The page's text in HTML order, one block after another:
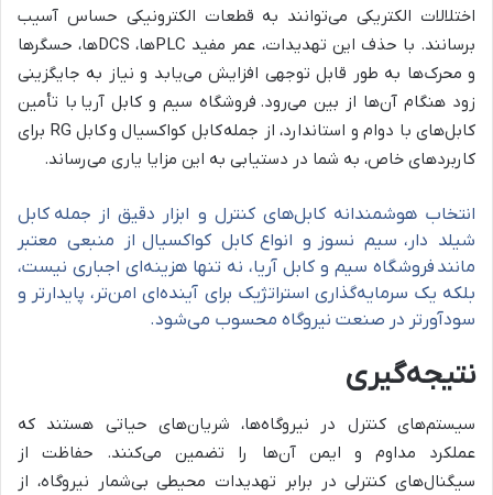
اختلالات الکتریکی می‌توانند به قطعات الکترونیکی حساس آسیب
برسانند. با حذف این تهدیدات، عمر مفید PLC‌ها، DCS‌ها، حسگرها
و محرک‌ها به طور قابل توجهی افزایش می‌یابد و نیاز به جایگزینی
زود هنگام آن‌ها از بین می‌رود. فروشگاه سیم و کابل آریا با تأمین
کابل‌های با دوام و استاندارد، از جمله کابل کواکسیال و کابل RG برای
کاربردهای خاص، به شما در دستیابی به این مزایا یاری می‌رساند.
انتخاب هوشمندانه کابل‌های کنترل و ابزار دقیق از جمله کابل
شیلد دار، سیم نسوز و انواع کابل کواکسیال از منبعی معتبر
مانند فروشگاه سیم و کابل آریا، نه تنها هزینه‌ای اجباری نیست،
بلکه یک سرمایه‌گذاری استراتژیک برای آینده‌ای امن‌تر، پایدارتر و
سودآورتر در صنعت نیروگاه محسوب می‌شود.
نتیجه‌گیری
سیستم‌های کنترل در نیروگاه‌ها، شریان‌های حیاتی هستند که
عملکرد مداوم و ایمن آن‌ها را تضمین می‌کنند. حفاظت از
سیگنال‌های کنترلی در برابر تهدیدات محیطی بی‌شمار نیروگاه، از